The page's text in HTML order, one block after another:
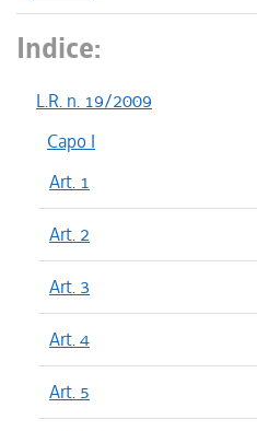
Indice:
L.R. n. 19/2009
Capo I
Art. 1
Art. 2
Art. 3
Art. 4
Art. 5